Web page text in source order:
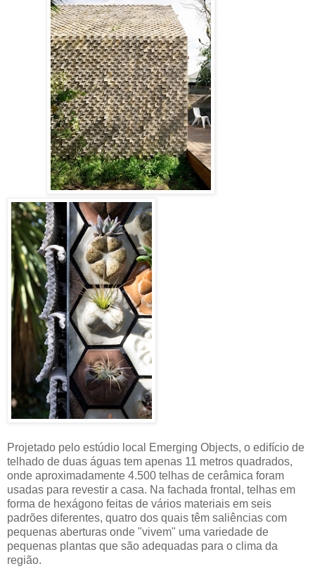
Projetado pelo estúdio local Emerging Objects, o edifício de
telhado de duas águas tem apenas 11 metros quadrados,
onde aproximadamente 4.500 telhas de cerâmica foram
usadas para revestir a casa. Na fachada frontal, telhas em
forma de hexágono feitas de vários materiais em seis
padrões diferentes, quatro dos quais têm saliências com
pequenas aberturas onde "vivem" uma variedade de
pequenas plantas que são adequadas para o clima da
região.